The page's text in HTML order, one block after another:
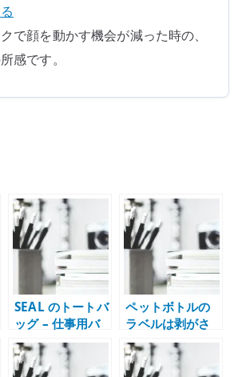
で顔を動かす機会が減った時の、
感です。
SEAL のトートバ
ッグ – 仕事用バ
ッグとしてのデ
ザインと重さ
ペットボトルの
ラベルは剥がさ
なくていいのか –
ラベルレス商品